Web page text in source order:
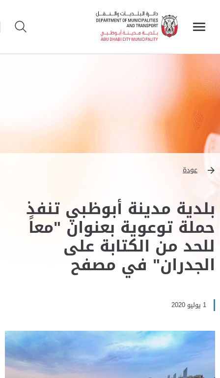
عودة
بلدية مدينة أبوظبي تنفذ
حملة توعوية بعنوان "معاً
للحد من الكتابة على
الجدران" في مصفح
1 يوليو 2020